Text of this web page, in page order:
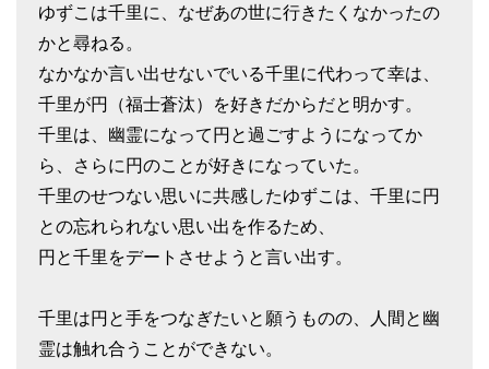
ゆずこは千里に、なぜあの世に行きたくなかったの
かと尋ねる。
なかなか言い出せないでいる千里に代わって幸は、
千里が円（福士蒼汰）を好きだからだと明かす。
千里は、幽霊になって円と過ごすようになってか
ら、さらに円のことが好きになっていた。
千里のせつない思いに共感したゆずこは、千里に円
との忘れられない思い出を作るため、
円と千里をデートさせようと言い出す。
千里は円と手をつなぎたいと願うものの、人間と幽
霊は触れ合うことができない。